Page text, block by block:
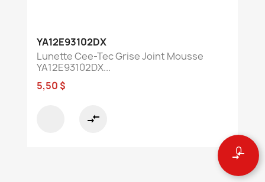
0
compare_arrows
YA12E93102DX
Lunette Cee-Tec Grise Joint Mousse
YA12E93102DX...
5,50 $
compare_arrows